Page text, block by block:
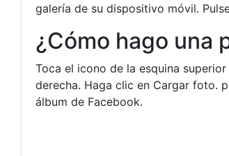
galería de su dispositivo móvil.
¿Cómo hago una
Toca el icono de la esquina
derecha. Haga clic en Cargar foto.
álbum de Facebook.